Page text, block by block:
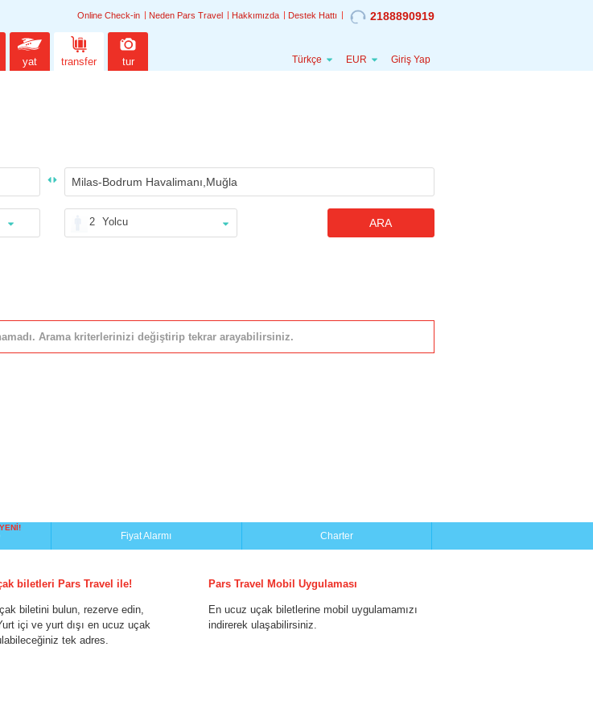
Online Check-in Neden Pars Travel Hakkımızda Destek Hattı 2188890919
yat transfer tur Türkçe EUR Giriş Yap
2 Yolcu ARA
Arama kriterlerinizi değiştirip tekrar arayabilirsiniz.
YENİ!
Fiyat Alarmı Charter
biletleri Pars Travel ile!
biletini bulun, rezerve edin,
içi ve yurt dışı en ucuz uçak
tek adres.
Pars Travel Mobil Uygulaması
En ucuz uçak biletlerine mobil uygulamamızı
indirerek ulaşabilirsiniz.